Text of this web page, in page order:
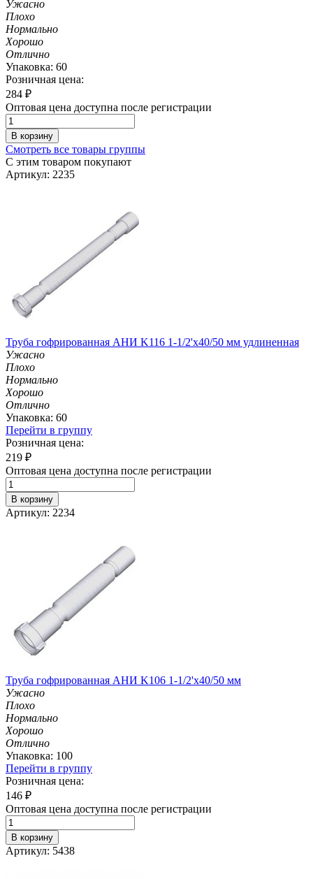
Ужасно
Плохо
Нормально
Хорошо
Отлично
Упаковка: 60
Розничная цена:
284 ₽
Оптовая цена доступна после регистрации
В корзину
Смотреть все товары группы
С этим товаром покупают
Артикул: 2235
Труба гофрированная АНИ K116 1-1/2'х40/50 мм удлиненная
Ужасно
Плохо
Нормально
Хорошо
Отлично
Упаковка: 60
Перейти в группу
Розничная цена:
219 ₽
Оптовая цена доступна после регистрации
В корзину
Артикул: 2234
Труба гофрированная АНИ K106 1-1/2'х40/50 мм
Ужасно
Плохо
Нормально
Хорошо
Отлично
Упаковка: 100
Перейти в группу
Розничная цена:
146 ₽
Оптовая цена доступна после регистрации
В корзину
Артикул: 5438